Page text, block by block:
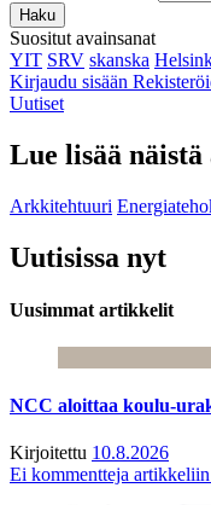
Haku
Suositut avainsanat
YIT SRV skanska
Kirjaudu sisään
Uutiset
Lue lisää näistä
Arkkitehtuuri
Uutisissa nyt
Uusimmat artikkelit
NCC aloittaa koulu-
Kirjoitettu 10.8.2026
Ei kommentteja